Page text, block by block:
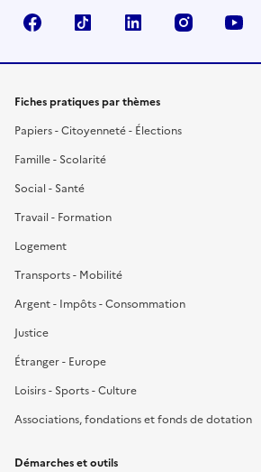
FacebookTikTok LinkedIn Instagram
Fiches pratiques par thèmes
Papiers - Citoyenneté - Élections
Famille - Scolarité
Social - Santé
Travail - Formation
Logement
Transports - Mobilité
Argent - Impôts - Consommation
Justice
Étranger - Europe
Loisirs - Sports - Culture
Associations, fondations et fonds de dotation
Démarches et outils